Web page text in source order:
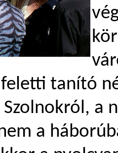
feletti tanító
a
a